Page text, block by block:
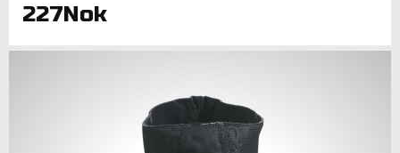
227Nok